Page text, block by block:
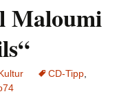
Maloumi
CD-Tipp